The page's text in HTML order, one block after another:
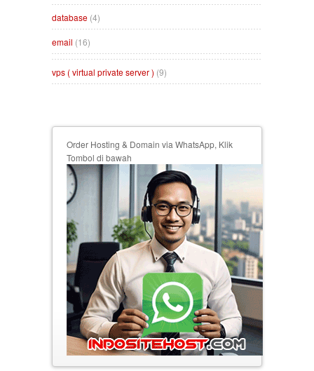
database (4)
email (16)
vps ( virtual private server ) (9)
Order Hosting & Domain via WhatsApp, Klik
Tombol di bawah